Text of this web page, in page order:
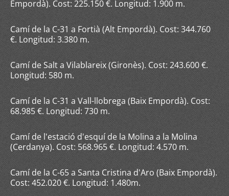
Empordà). Cost: 225.150 €. Longitud: 1.900 m.
Camí de la C-31 a Fortià (Alt Empordà). Cost: 344.760
€. Longitud: 3.380 m.
Camí de Salt a Vilablareix (Gironès). Cost: 243.600 €.
Longitud: 580 m.
Camí de la C-31 a Vall-llobrega (Baix Empordà). Cost:
68.985 €. Longitud: 730 m.
Camí de l'estació d'esquí de la Molina a la Molina
(Cerdanya). Cost: 568.965 €. Longitud: 4.570 m.
Camí de la C-65 a Santa Cristina d'Aro (Baix Empordà).
Cost: 452.020 €. Longitud: 1.480m.